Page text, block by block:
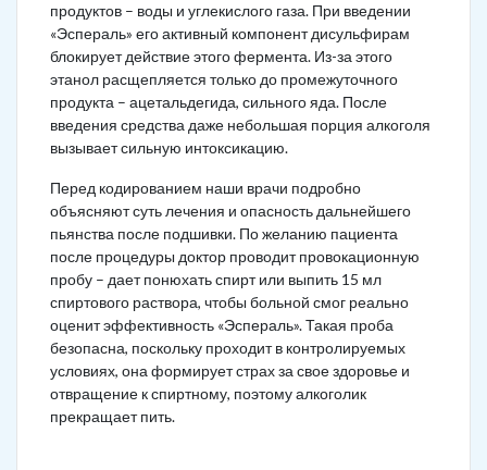
продуктов – воды и углекислого газа. При введении
«Эспераль» его активный компонент дисульфирам
блокирует действие этого фермента. Из-за этого
этанол расщепляется только до промежуточного
продукта – ацетальдегида, сильного яда. После
введения средства даже небольшая порция алкоголя
вызывает сильную интоксикацию.
Перед кодированием наши врачи подробно
объясняют суть лечения и опасность дальнейшего
пьянства после подшивки. По желанию пациента
после процедуры доктор проводит провокационную
пробу – дает понюхать спирт или выпить 15 мл
спиртового раствора, чтобы больной смог реально
оценит эффективность «Эспераль». Такая проба
безопасна, поскольку проходит в контролируемых
условиях, она формирует страх за свое здоровье и
отвращение к спиртному, поэтому алкоголик
прекращает пить.